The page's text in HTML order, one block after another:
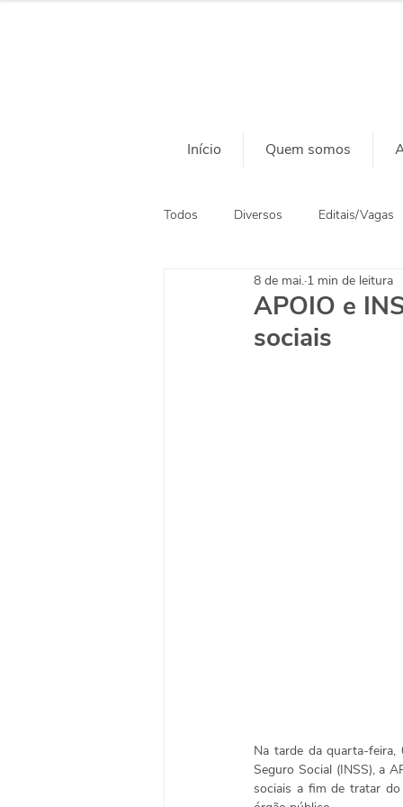
Início Quem somos
Todos Diversos Editais/Vagas
Ação Social Habitação
APOIO e
sociais
8 de mai. 1 min de leitura
Na tarde da quarta-
Seguro Social (INSS), a
sociais a fim de tratar do